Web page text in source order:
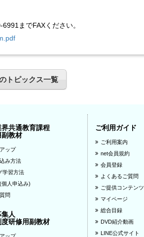
までFAXください。
トピックス一覧
共通教育課程
教材
ップ
み方法
学習方法
人申込み)
問
人
研修用副教材
ご利用ガイド
ご利用案内
net会員規約
会員登録
よくあるご質問
ご提供コンテンツ
マイページ
総合目録
DVD紹介動画
LINE公式サイト